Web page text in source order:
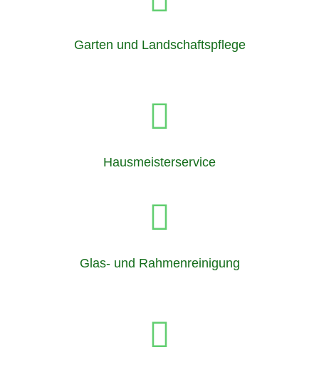
Garten und Landschaftspflege
Hausmeisterservice
Glas- und Rahmenreinigung